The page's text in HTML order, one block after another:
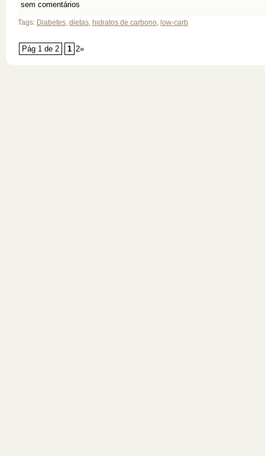
sem comentários
Tags: Diabetes, dietas, hidratos de carbono, low-carb
Pág 1 de 2 1 2»